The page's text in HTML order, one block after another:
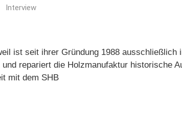
Interview
ist seit ihrer Gründung 1988
repariert die Holzmanufaktur historische
mit dem SHB